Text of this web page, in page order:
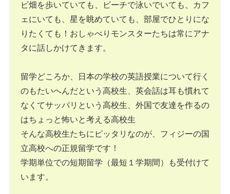
ビ畑を歩いていても、ビーチで泳いでいても、カフ
ェにいても、星を眺めていても、部屋でひとりにな
りたくても！おしゃべりモンスターたちは常にアナ
タに話しかけてきます。
留学どころか、日本の学校の英語授業について行く
のもたいへんだという高校生、英会話は耳も慣れて
なくてサッパリという高校生、外国で友達を作るの
はちょっと怖いと考える高校生
そんな高校生たちにピッタリなのが、フィジーの国
立高校への正規留学です！
学期単位での短期留学（最短１学期間）も受付けて
います。